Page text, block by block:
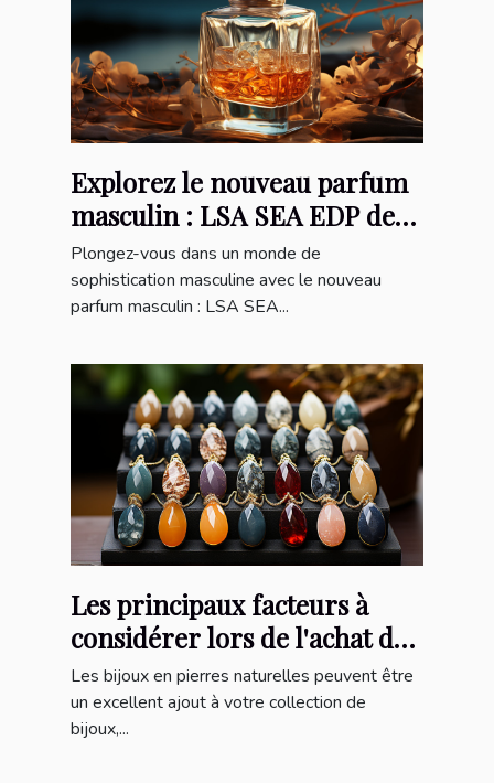
Explorez le nouveau parfum
masculin : LSA SEA EDP de
100mL
Plongez-vous dans un monde de
sophistication masculine avec le nouveau
parfum masculin : LSA SEA...
Les principaux facteurs à
considérer lors de l'achat de
bijoux en pierres naturelles
Les bijoux en pierres naturelles peuvent être
un excellent ajout à votre collection de
bijoux,...